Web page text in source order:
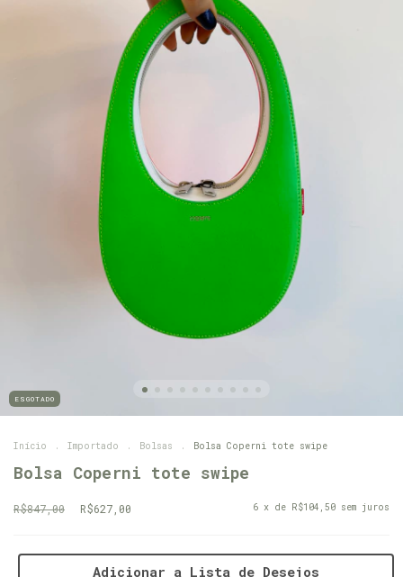
ESGOTADO
Início . Importado . Bolsas . Bolsa Coperni tote swipe
Bolsa Coperni tote swipe
R$847,00 R$627,00 6 x de R$104,50 sem juros
Adicionar a Lista de Desejos